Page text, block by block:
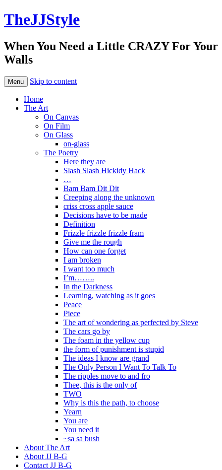
TheJJStyle
When You Need a Little CRAZY For Your
Walls
Menu Skip to content
Home
The Art
On Canvas
On Film
On Glass
on-glass
The Poetry
Here they are
Slash Slash Hickidy Hack
…
Bam Bam Dit Dit
Creeping along the unknown
criss cross apple sauce
Decisions have to be made
Definition
Frizzle frizzle frizzle fram
Give me the rough
How can one forget
I am broken
I want too much
I’m……..
In the Darkness
Learning, watching as it goes
Peace
Piece
The art of wondering as perfected by Steve
The cars go by
The foam in the yellow cup
the form of punishment is stupid
The ideas I know are grand
The Only Person I Want To Talk To
The ripples move to and fro
Thee, this is the only of
TWO
Why is this the path, to choose
Yearn
You are
You need it
~sa sa bush
About The Art
About JJ B-G
Contact JJ B-G